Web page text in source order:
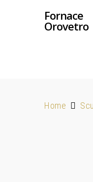
Fornace
Orovetro
Home